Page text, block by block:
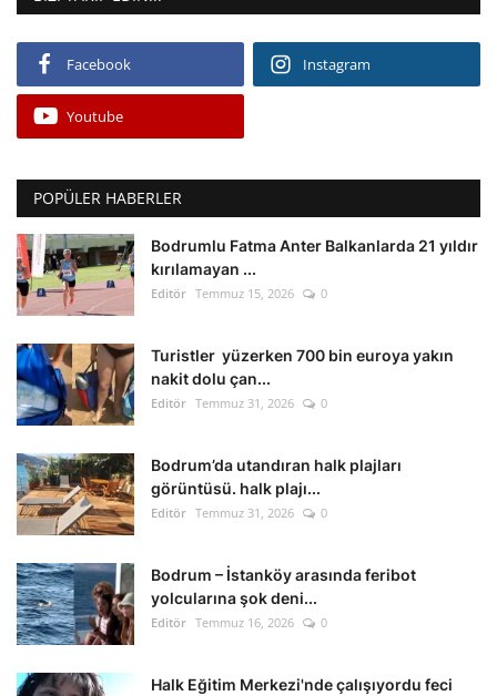
Facebook Instagram
Youtube
POPÜLER HABERLER
Bodrumlu Fatma Anter Balkanlarda 21 yıldır
kırılamayan ...
Editör Temmuz 15, 2026 0
Turistler yüzerken 700 bin euroya yakın
nakit dolu çan...
Editör Temmuz 31, 2026 0
Bodrum’da utandıran halk plajları
görüntüsü. halk plajı...
Editör Temmuz 31, 2026 0
Bodrum – İstanköy arasında feribot
yolcularına şok deni...
Editör Temmuz 16, 2026 0
Halk Eğitim Merkezi'nde çalışıyordu feci